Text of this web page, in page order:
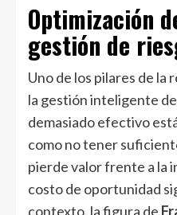
Optimización
gestión de
Uno de los pilares de la
la gestión inteligente
demasiado efectivo
como no tener
pierde valor frente a la
costo de oportunidad
contexto, la figura de